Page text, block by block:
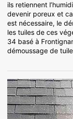
ils retiennent
devenir poreux et
est nécessaire, le
les tuiles de ces
34 basé à
démoussage de